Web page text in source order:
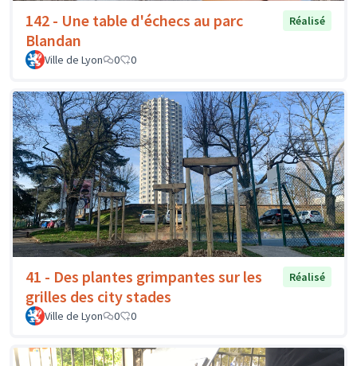
142 - Une table d'échecs au parc
Blandan
Réalisé
Ville de Lyon 0 0
41 - Des plantes grimpantes sur les
grilles des city stades
Réalisé
Ville de Lyon 0 0